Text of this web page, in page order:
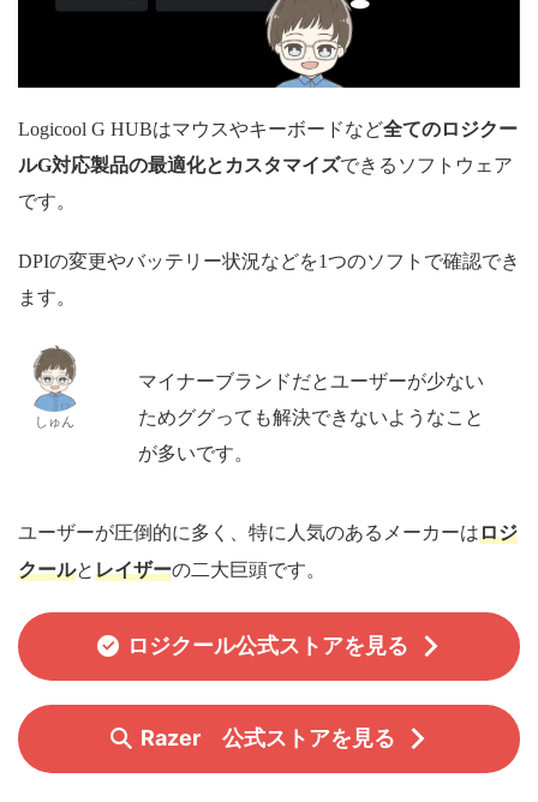
Logicool G HUBはマウスやキーボードなど全てのロジクー
ルG対応製品の最適化とカスタマイズできるソフトウェア
です。
DPIの変更やバッテリー状況などを1つのソフトで確認でき
ます。
しゅん
マイナーブランドだとユーザーが少ない
ためググっても解決できないようなこと
が多いです。
ユーザーが圧倒的に多く、特に人気のあるメーカーはロジ
クールとレイザーの二大巨頭です。
ロジクール公式ストアを見る
Razer 公式ストアを見る